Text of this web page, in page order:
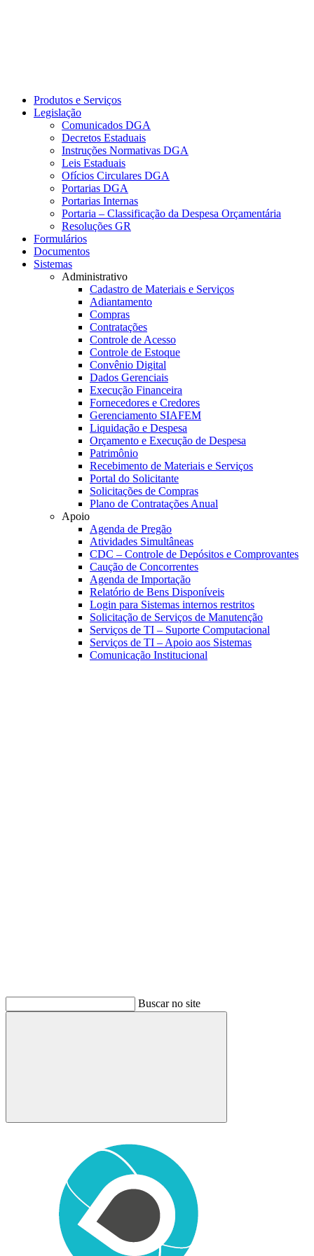
Produtos e Serviços
Legislação
Comunicados DGA
Decretos Estaduais
Instruções Normativas DGA
Leis Estaduais
Ofícios Circulares DGA
Portarias DGA
Portarias Internas
Portaria – Classificação da Despesa Orçamentária
Resoluções GR
Formulários
Documentos
Sistemas
Administrativo
Cadastro de Materiais e Serviços
Adiantamento
Compras
Contratações
Controle de Acesso
Controle de Estoque
Convênio Digital
Dados Gerenciais
Execução Financeira
Fornecedores e Credores
Gerenciamento SIAFEM
Liquidação e Despesa
Orçamento e Execução de Despesa
Patrimônio
Recebimento de Materiais e Serviços
Portal do Solicitante
Solicitações de Compras
Plano de Contratações Anual
Apoio
Agenda de Pregão
Atividades Simultâneas
CDC – Controle de Depósitos e Comprovantes
Caução de Concorrentes
Agenda de Importação
Relatório de Bens Disponíveis
Login para Sistemas internos restritos
Solicitação de Serviços de Manutenção
Serviços de TI – Suporte Computacional
Serviços de TI – Apoio aos Sistemas
Comunicação Institucional
Buscar no site
Buscar